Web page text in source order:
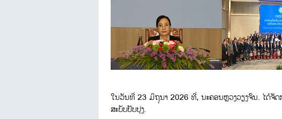
ໃນວັນທີ່ 23 ມິຖຸນາ 2026 ທີ່, ນະຄອນຫຼວງວຽງຈົນ. ໄດ້ຈັດ
ສະບັບປັບປຸງ.